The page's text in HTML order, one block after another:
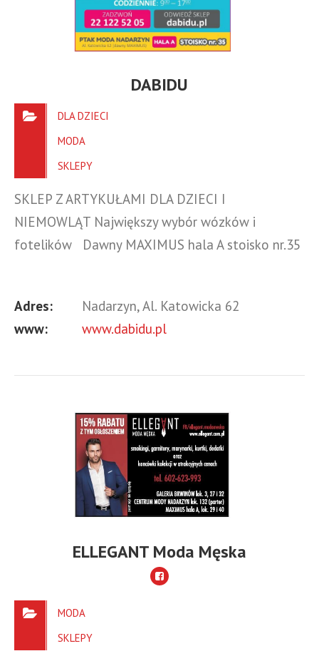
DABIDU
DLA DZIECI
MODA
SKLEPY
SKLEP Z ARTYKUŁAMI DLA DZIECI I
NIEMOWLĄT Największy wybór wózków i
fotelików Dawny MAXIMUS hala A stoisko nr.35
Adres:
Nadarzyn, Al. Katowicka 62
www:
www.dabidu.pl
ELLEGANT Moda Męska
MODA
SKLEPY